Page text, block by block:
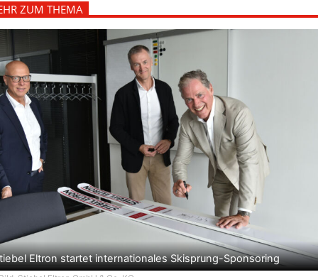
ZUM THEMA
Eltron startet internationales Skisprung-Sponsoring